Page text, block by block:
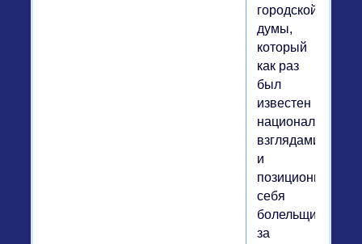
городской
думы,
который
как раз
был
известен
национальными
взглядами
и
позиционировал
себя
болельщиком
за